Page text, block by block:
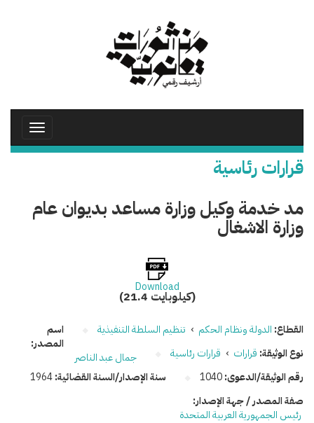
Toggle
قرارات رئاسية
مد خدمة وكيل وزارة مساعد بديوان عام
وزارة الاشغال
Download
(21.4 كيلوبايت)
القطاع: الدولة ونظام الحكم › تنظيم السلطة التنفيذية
نوع الوثيقة: قرارات › قرارات رئاسية
رقم الوثيقة/الدعوى:1040 سنة الإصدار/السنة القضائية:1964
اسم
المصدر:
جمال عبد الناصر
صفة المصدر / جهة الإصدار:
رئيس الجمهورية العربية المتحدة